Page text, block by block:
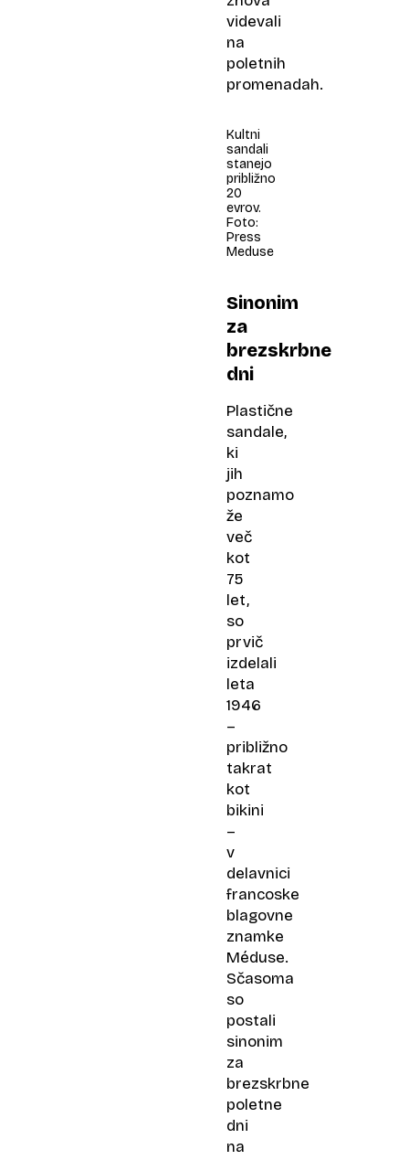
videvali
na
poletnih
promenadah.
Kultni
sandali
stanejo
približno
20
evrov.
Foto:
Press
Meduse
Sinonim
za
brezskrbne
dni
Plastične
sandale,
ki
jih
poznamo
že
več
kot
75
let,
so
prvič
izdelali
leta
1946
–
približno
takrat
kot
bikini
–
v
delavnici
francoske
blagovne
znamke
Méduse.
Sčasoma
so
postali
sinonim
za
brezskrbne
poletne
dni
na